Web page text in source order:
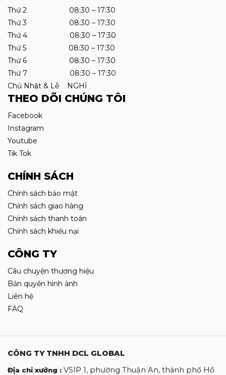
Thứ 2 08:30 – 17:30
Thứ 3 08:30 – 17:30
Thứ 4 08:30 – 17:30
Thứ 5 08:30 – 17:30
Thứ 6 08:30 – 17:30
Thứ 7 08:30 – 17:30
Chủ Nhật & Lễ NGHỈ
THEO DÕI CHÚNG TÔI
Facebook
Instagram
Youtube
Tik Tok
CHÍNH SÁCH
Chính sách bảo mật
Chính sách giao hàng
Chính sách thanh toán
Chính sách khiếu nại
CÔNG TY
Câu chuyện thương hiệu
Bản quyền hình ảnh
Liên hệ
FAQ
CÔNG TY TNHH DCL GLOBAL
Địa chỉ xưởng : VSIP 1, phường Thuận An, thành phố Hồ